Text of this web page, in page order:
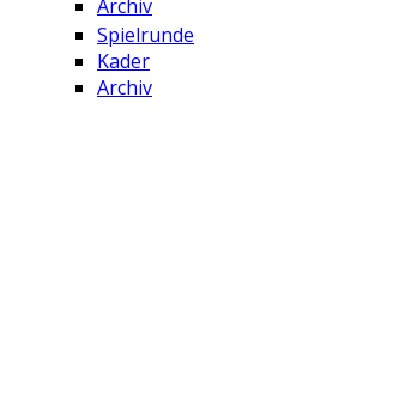
Archiv
Spielrunde
Kader
Archiv